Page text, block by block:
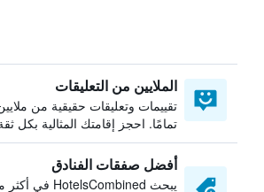
الملايين من التعليقات
تقييمات وتعليقات حقيقية من
تمامًا. احجز إقامتك المثالية بكل
أفضل صفقات الفنادق